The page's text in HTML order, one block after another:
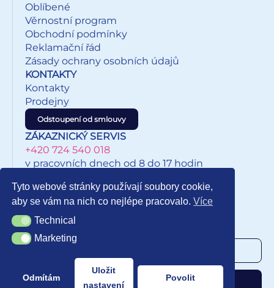
Oblíbené
Věrnostní program
Obchodní podmínky
Reklamační řád
Zásady ochrany osobních údajů
KONTAKTY
Kontakty
Prodejny
Odstoupení od smlouvy
ZÁKAZNICKÝ SERVIS
+420 724 540 018
v pracovních dnech od 8 do 17 hodin
NEWSLETTER
Tyto webové stránky používají soubory cookie,
aby se vám na nich co nejlépe pracovalo.Více
TechnicalTechnical
MarketingMarketing
Odmítám
Uložit
nastavení
Povolit